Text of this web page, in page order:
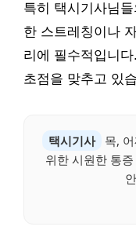
특히 택시기사님들
한 스트레칭이나
리에 필수적입니
초점을 맞추고 있
택시기사
목,
위한 시원한 통